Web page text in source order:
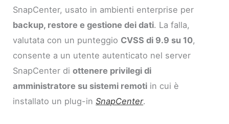
SnapCenter, usato in ambienti enterprise per
backup, restore e gestione dei dati. La falla,
valutata con un punteggio CVSS di 9.9 su 10,
consente a un utente autenticato nel server
SnapCenter diottenere privilegi di
amministratore su sistemi remoti in cui è
installato un plug-inSnapCenter.